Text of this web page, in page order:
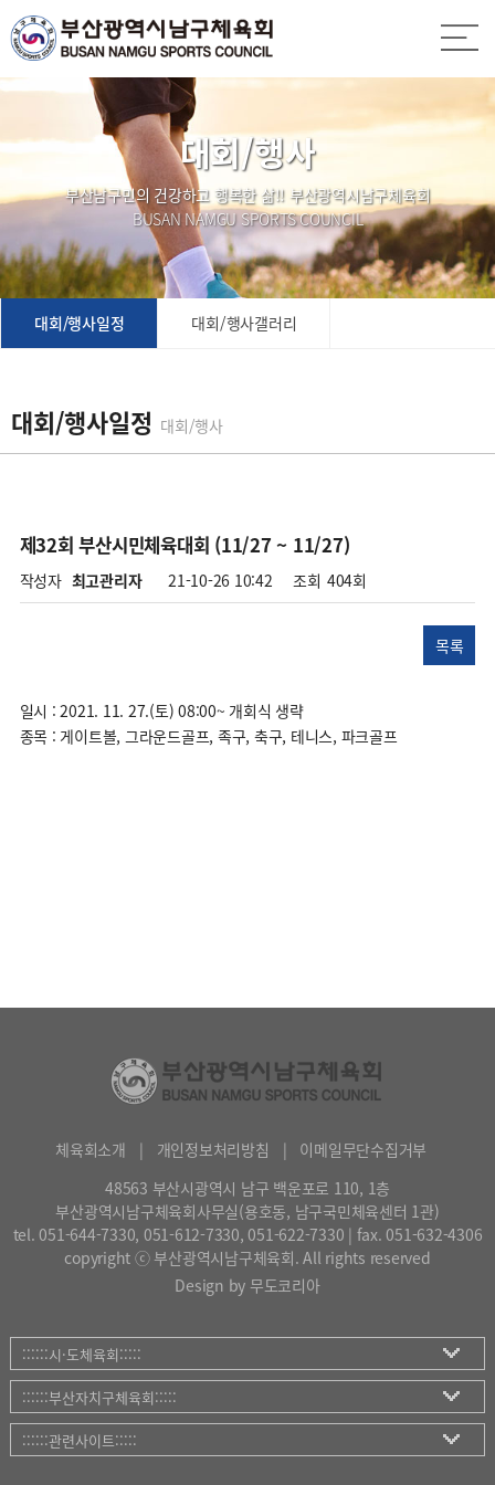
대회/행사
부산남구민의 건강하고 행복한 삶!! 부산광역시남구체육회
BUSAN NAMGU SPORTS COUNCIL
대회/행사일정 대회/행사갤러리
대회/행사일정 대회/행사
제32회 부산시민체육대회 (11/27 ~ 11/27)
페이지 정보
작성자 최고관리자 21-10-26 10:42 조회 404회
목록
일시 : 2021. 11. 27.(토) 08:00~ 개회식 생략
종목 : 게이트볼, 그라운드골프, 족구, 축구, 테니스, 파크골프
체육회소개 | 개인정보처리방침 |
이메일무단수집거부
48563 부산시광역시 남구 백운포로 110, 1층
부산광역시남구체육회사무실(용호동, 남구국민체육센터 1관)
tel. 051-644-7330, 051-612-7330, 051-622-7330 | fax. 051-632-4306
copyright ⓒ 부산광역시남구체육회. All rights reserved
Design by 무도코리아